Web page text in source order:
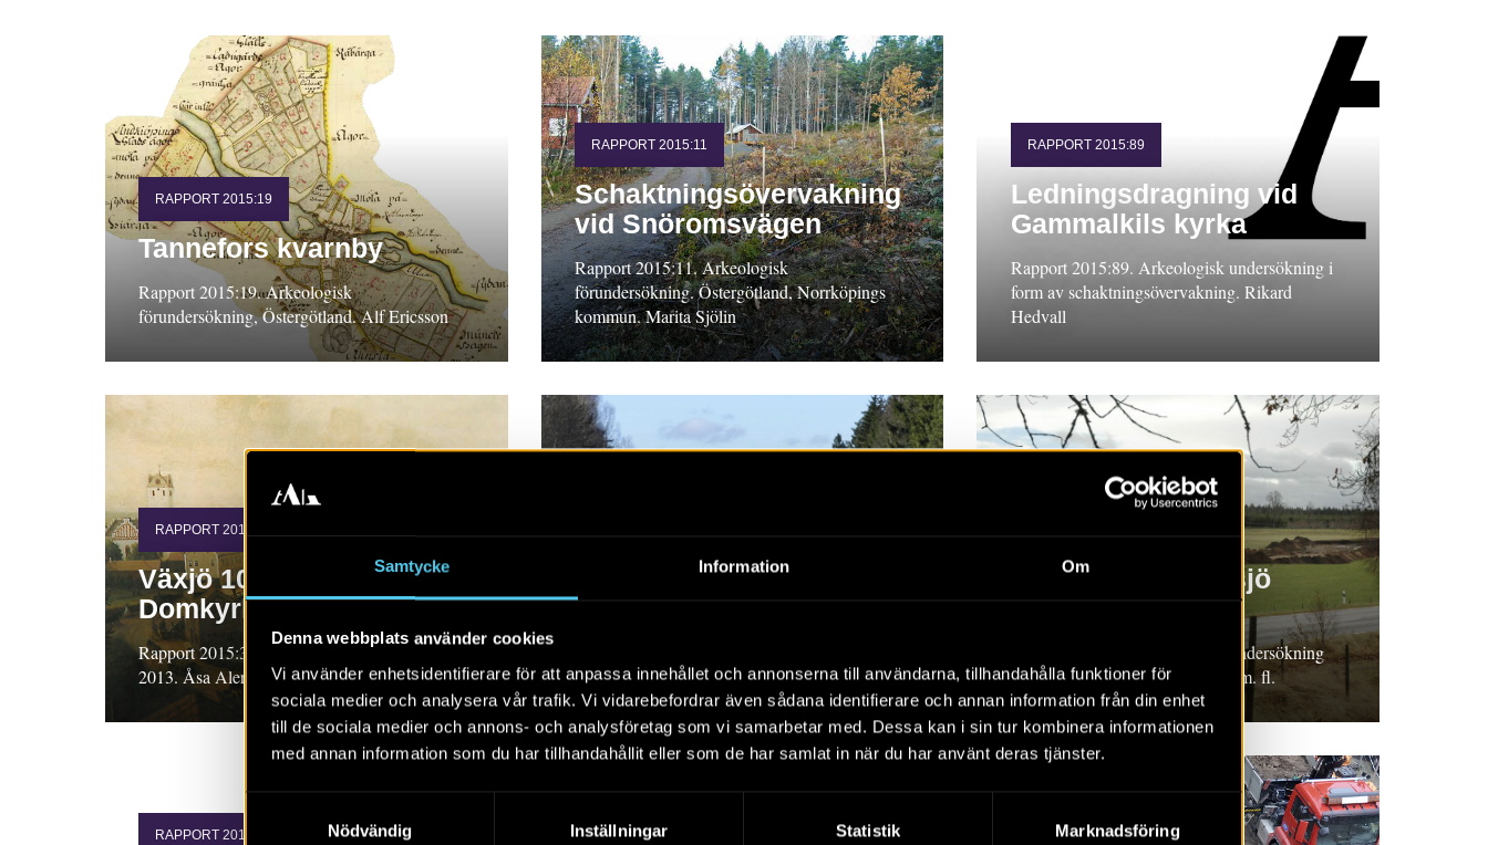
Samtycke Information Om
Denna webbplats använder cookies
Vi använder enhetsidentifierare för att anpassa innehållet och annonserna till användarna, tillhandahålla funktioner för
sociala medier och analysera vår trafik. Vi vidarebefordrar även sådana identifierare och annan information från din enhet
till de sociala medier och annons- och analysföretag som vi samarbetar med. Dessa kan i sin tur kombinera informationen
med annan information som du har tillhandahållit eller som de har samlat in när du har använt deras tjänster.
Nödvändig
Inställningar Statistik Marknadsföring
RAPPORT 2015:19
Tannefors kvarnby
Rapport 2015:19. Arkeologisk
förundersökning, Östergötland. Alf Ericsson
RAPPORT 2015:11
Schaktningsövervakning
vid Snöromsvägen
Rapport 2015:11. Arkeologisk
förundersökning. Östergötland, Norrköpings
kommun. Marita Sjölin
RAPPORT 2015:89
Ledningsdragning vid
Gammalkils kyrka
Rapport 2015:89. Arkeologisk undersökning i
form av schaktningsövervakning. Rikard
Hedvall
RAPPORT 2015:34
Växjö 10:14 och
Domkyrkan 1
Rapport 2015:34. Arkeologisk undersökning
2013. Åsa Alering m.fl.
RAPPORT 2015:65
Väg 25 Sjöatorp-Forsa
2015. Kennet Stark
Hallsjö 6:1 – Hallsjö
Rapport 2015:38. Arkeologisk undersökning
2012, Småland. Linda Billström m. fl.
RAPPORT 2015:72